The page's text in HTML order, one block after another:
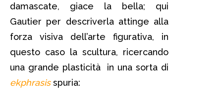
damascate, giace la bella; qui
Gautier per descriverla attinge alla
forza visiva dell’arte figurativa, in
questo caso la scultura, ricercando
una grande plasticità in una sorta di
ekphrasisspuria: